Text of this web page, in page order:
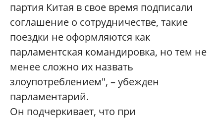
партия Китая в свое время подписали
соглашение о сотрудничестве, такие
поездки не оформляются как
парламентская командировка, но тем не
менее сложно их назвать
злоупотреблением", – убежден
парламентарий.
Он подчеркивает, что при